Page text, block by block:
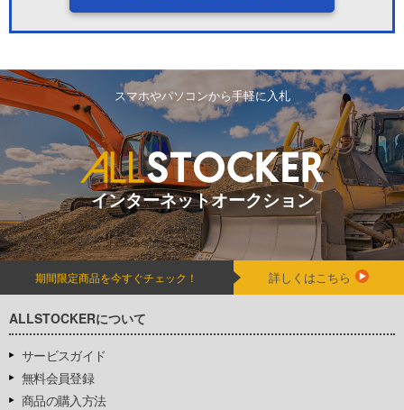
スマホやパソコンから手軽に入札
インターネットオークション
期間限定商品を今すぐチェック！ 詳しくはこちら
ALLSTOCKERについて
サービスガイド
無料会員登録
商品の購入方法